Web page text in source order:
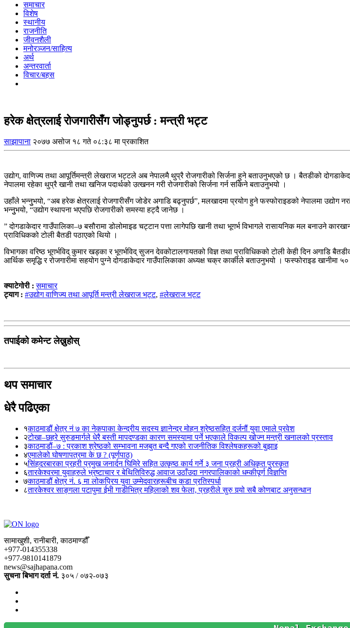
समाचार
विशेष
स्थानीय
राजनीति
जीवनशैली
मनोरञ्जन/साहित्य
अर्थ
अन्तरवार्ता
विचार/बहस
हरेक क्षेत्रलाई रोजगारीसँग जोड्नुपर्छ : मन्त्री भट्ट
साझापाना २०७७ असोज १८ गते ०८:३८ मा प्रकाशित
उद्योग, वाणिज्य तथा आपूर्तिमन्त्री लेखराज भट्टले अब नेपालमै थुप्रै रोजगारीको सिर्जना हुने बताउनुभएको छ । बैतडीको
नेपालमा रहेका थुप्रै खानी तथा खनिज पदार्थको उत्खनन गरी रोजगारीको सिर्जना गर्न सकिने बताउनुभयो ।
उहाँले भन्नुुभयो, “अब हरेक क्षेत्रलाई रोजगारीसँग जोडेर अगाडि बढ्नुपर्छ”, मलखादमा प्रयोग हुने फस्फोराइडको नेपालमा उद्योग
भन्नुुभयो, “उद्योग स्थापना भएपछि रोजगारीको समस्या हट्दै जानेछ ।
” दोगडाकेदार गाउँपालिका–७ बसौरामा डोलोमाइड चट्टान पत्ता लागेपछि खानी तथा भूगर्भ विभागले रासायनिक मल बनाउने
प्राविधिकको टोली बैतडी पठाएको थियो ।
विभागका वरिष्ठ भूगर्भविद् कुमार खड्का र भूगर्भविद् सुजन देवकोटालगायतको विज्ञ तथा प्राविधिकको टोली केही दिन अगाडि
आर्थिक समृद्धि र रोजगारीमा सहयोग पुग्ने दोगडाकेदार गाउँपालिकाका अध्यक्ष चक्र कार्कीले बताउनुभयो । फस्फोराइड खानीमा ५०
क्याटेगोरी :समाचार
ट्याग : #उद्योग वाणिज्य तथा आपूर्ति मन्त्री लेखराज भट्ट, #लेखराज भट्ट
तपाईको कमेन्ट लेख्नुहोस्
थप समाचार
धेरै पढिएका
१काठमाडौं क्षेत्र नं ७ का नेकपाका केन्द्रीय सदस्य ज्ञानेन्द्र मोहन श्रेष्ठसहित दर्जनौं युवा एमाले प्रवेश
२टोखा–छहरे सुरुङमार्गले धेरै बस्ती मापदण्डका कारण समस्यामा पर्ने भएकाले विकल्प खोज्न मन्त्री खनालको प्रस्ताव
३काठमाडौं–७ : प्रकाश श्रेष्ठको सम्भावना मजबुत बन्दै गएको राजनीतिक विश्लेषकहरूको बुझाइ
४एमालेको घोषणापत्रमा के छ ? (पूर्णपाठ)
५सिंहदरबारका प्रहरी प्रमुख जनार्दन घिमिरे सहित उत्कृष्ठ कार्य गर्ने ३ जना प्रहरी अधिकृत पुरस्कृत
६तारकेश्वरमा युवाहरुले भ्रष्टाचार र बेथितिविरुद्ध आवाज उठाँउदा नगरपालिकाको धम्कीपूर्ण विज्ञप्ति
७काठमाडौं क्षेत्र नं. ६ मा लोकप्रिय युवा उम्मेदवारहरूबीच कडा प्रतिस्पर्धा
८तारकेश्वर साङ्गला पटापुमा ईभी गाडीभित्र महिलाको शव फेला, प्रहरीले सुरु गर्‍यो सबै कोणबाट अनुसन्धान
सामाखुशी, रानीबारी, काठमाण्डौँ
+977-014355338
+977-9810141879
news@sajhapana.com
सुचना बिभाग दर्ता नं. ३०५ / ०७२-०७३